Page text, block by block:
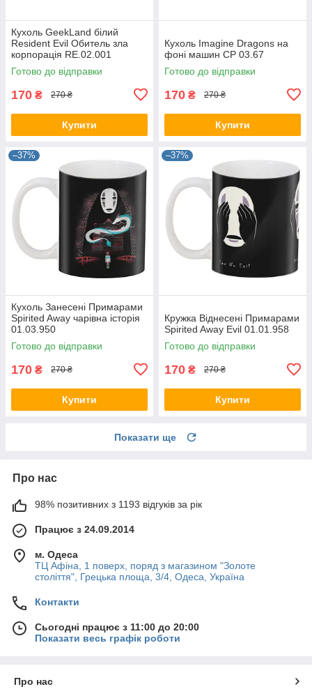
Кухоль GeekLand білий
Resident Evil Обитель зла
корпорація RE.02.001
Готово до відправки
170 ₴ 270 ₴
Купити
Кухоль Imagine Dragons на
фоні машин CP 03.67
Готово до відправки
170 ₴ 270 ₴
Купити
–37%
Кухоль Занесені Примарами
Spirited Away чарівна історія
01.03.950
Готово до відправки
170 ₴ 270 ₴
Купити
–37%
Кружка Віднесені Примарами
Spirited Away Evil 01.01.958
Готово до відправки
170 ₴ 270 ₴
Купити
Показати ще
Про нас
98% позитивних з 1193 відгуків за рік
Працює з 24.09.2014
м. Одеса
ТЦ Афіна, 1 поверх, поряд з магазином "Золоте
століття", Грецька площа, 3/4, Одеса, Україна
Контакти
Сьогодні працює з 11:00 до 20:00
Показати весь графік роботи
Про нас